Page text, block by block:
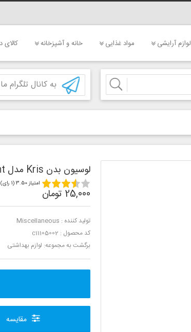
لوازم آرایشی مواد غذایی خانه و آشپزخانه کالای
به کانال تلگرام
لوسیون بدن Kris مدل Elegant
امتیاز 3.50 (1 رای)
25,000 تومان
تولید کننده : Miscellaneous
کد محصول : c11105002
برگشت به مجموعه: لوازم بهداشتی
مقایسه